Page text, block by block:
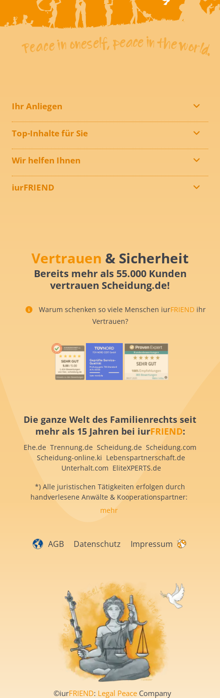
Ihr Anliegen
Top-Inhalte für Sie
Wir helfen Ihnen
iurFRIEND
Vertrauen & Sicherheit
Bereits mehr als 55.000 Kunden
vertrauen Scheidung.de!
Warum schenken so viele Menschen iurFRIEND ihr
Vertrauen?
Die ganze Welt des Familienrechts seit
mehr als 15 Jahren bei iurFRIEND:
Ehe.de Trennung.de Scheidung.de Scheidung.com
Scheidung-online.ki Lebenspartnerschaft.de
Unterhalt.com EliteXPERTS.de
*) Alle juristischen Tätigkeiten erfolgen durch
handverlesene Anwälte & Kooperationspartner:
mehr
AGB Datenschutz Impressum
©iurFRIEND: Legal Peace Company